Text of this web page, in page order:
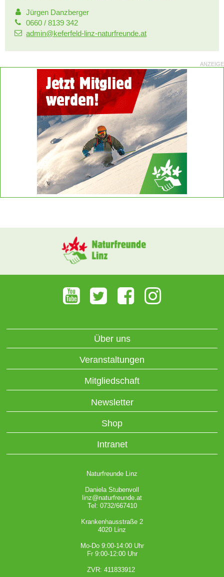
Jürgen Danzberger
0660 / 8139 342
admin@keferfeld-linz-naturfreunde.at
ANZEIGE
Über uns
Veranstaltungen
Mitgliedschaft
Newsletter
Shop
Intranet
Naturfreunde Linz
Daniela Stubenvoll
linz@naturfreunde.at
Tel: 0732/667410
Krankenhausstraße 2
4020 Linz
Mo-Do 9:00-14:00 Uhr
Fr 9:00-12:00 Uhr
ZVR: 411833912